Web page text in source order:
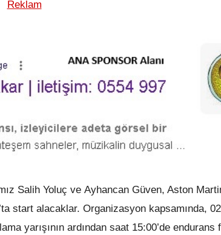
Salih Yoluç ve Ayhancan Güven, Aston
start alacaklar. Organizasyon kapsamında,
yarışının ardından saat 15:00’de endurans